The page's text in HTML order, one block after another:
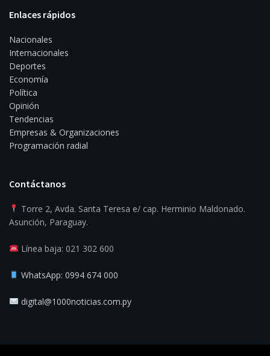
Enlaces rápidos
Nacionales
Internacionales
Deportes
Economía
Política
Opinión
Tendencias
Empresas & Organizaciones
Programación radial
Contáctanos
Torre 2, Avda. Santa Teresa e/ cap. Herminio Maldonado.
Asunción, Paraguay.
Línea baja: 021 302 600
WhatsApp: 0994 674 000
digital@1000noticias.com.py